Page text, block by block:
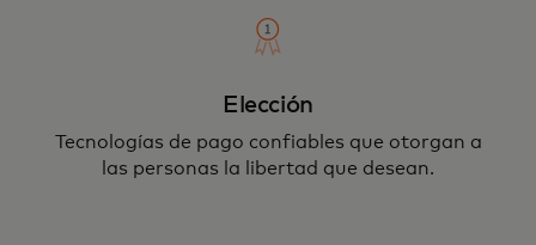
Elección
Tecnologías de pago confiables que otorgan a
las personas la libertad que desean.